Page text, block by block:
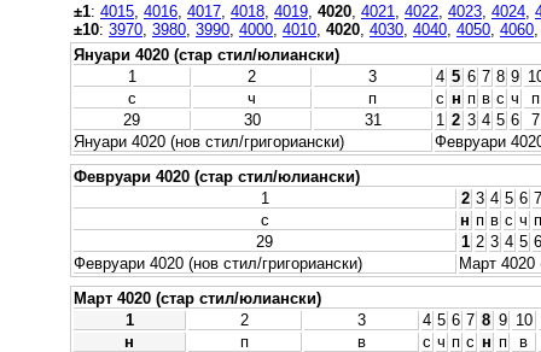
±1: 4015 4016 4017 4018 4019 4020 4021 4022 4023 4024
±10: 3970 3980 3990 4000 4010 4020 4030 4040 4050 4060
Януари 4020 (стар стил/юлиански)
1
2 3 4 5 6 7 8 9
с
ч п с н п в с ч
п
29
30 31 1 2 3 4 5 6
7
Януари 4020 (нов стил/григориански)
Февруари
Февруари 4020 (стар стил/юлиански)
1
2 3 4 5 6 7
с
н п в с ч п
29
1 2 3 4 5 6
Февруари 4020 (нов стил/григориански)
Март 4020
Март 4020 (стар стил/юлиански)
1
2 3 4 5 6 7 8 9 10
н
п в с ч п с н п
в